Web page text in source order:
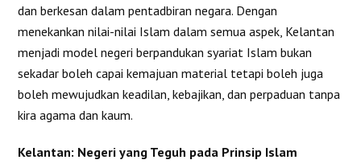
dan berkesan dalam pentadbiran negara. Dengan
menekankan nilai-nilai Islam dalam semua aspek, Kelantan
menjadi model negeri berpandukan syariat Islam bukan
sekadar boleh capai kemajuan material tetapi boleh juga
boleh mewujudkan keadilan, kebajikan, dan perpaduan tanpa
kira agama dan kaum.
Kelantan: Negeri yang Teguh pada Prinsip Islam